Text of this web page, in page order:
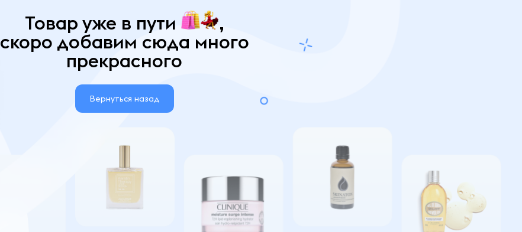
Товар уже в пути ,
скоро добавим сюда много
прекрасного
Вернуться назад